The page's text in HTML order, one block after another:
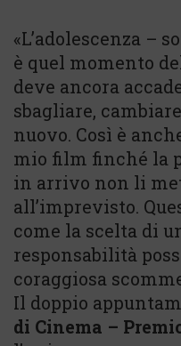
«L’adolescenza –
è quel momento
deve ancora
sbagliare,
nuovo. Così è
mio film finché la
in arrivo non li
all’imprevisto.
come la scelta di
responsabilità
coraggiosa
Il doppio
di Cinema –